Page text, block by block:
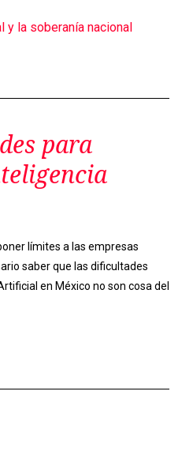
para
límites a las empresas
saber que las dificultades
en México no son cosa del